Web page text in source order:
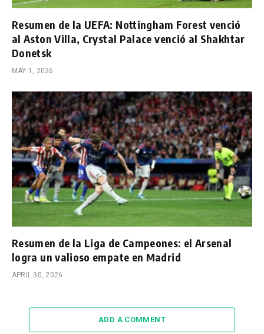
Resumen de la UEFA: Nottingham Forest venció
al Aston Villa, Crystal Palace venció al Shakhtar
Donetsk
MAY 1, 2026
Resumen de la Liga de Campeones: el Arsenal
logra un valioso empate en Madrid
APRIL 30, 2026
ADD A COMMENT